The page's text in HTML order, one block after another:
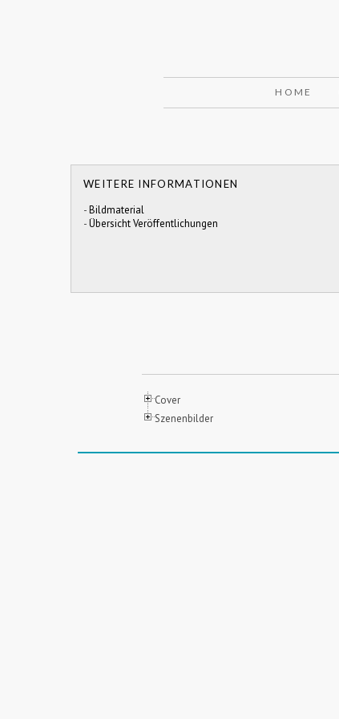
HOME
WEITERE INFORMATIONEN
-Bildmaterial
-Übersicht Veröffentlichungen
Cover
Szenenbilder